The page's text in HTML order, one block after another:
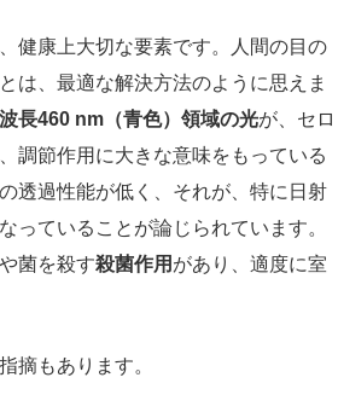
健康上大切な要素です。人間の目の
は、最適な解決方法のように思えま
波長460 nm（青色）領域の光が、セロ
調節作用に大きな意味をもっている
透過性能が低く、それが、特に日射
っていることが論じられています。
菌を殺す殺菌作用 があり、適度に室
摘もあります。